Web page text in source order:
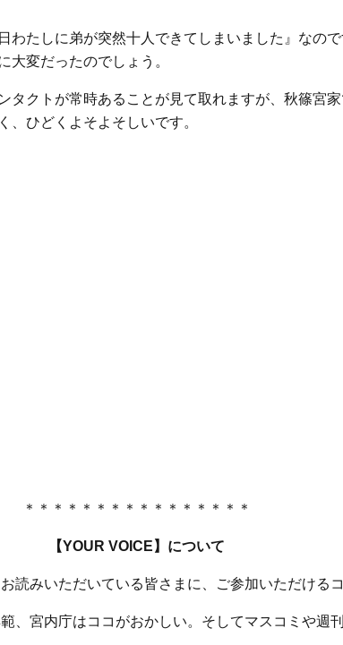
わたしに弟が突然十人できてしまいました』なの
大変だったのでしょう。
タクトが常時あることが見て取れますが、秋篠宮
、ひどくよそよそしいです。
＊＊＊＊＊＊＊＊＊＊＊＊＊＊＊＊
【YOUR VOICE】について
読みいただいている皆さまに、ご参加いただけるコ
、宮内庁はココがおかしい。そしてマスコミや週